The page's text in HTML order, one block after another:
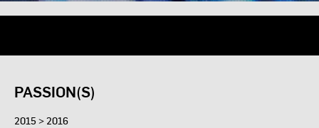
PASSION(S)
2015 > 2016